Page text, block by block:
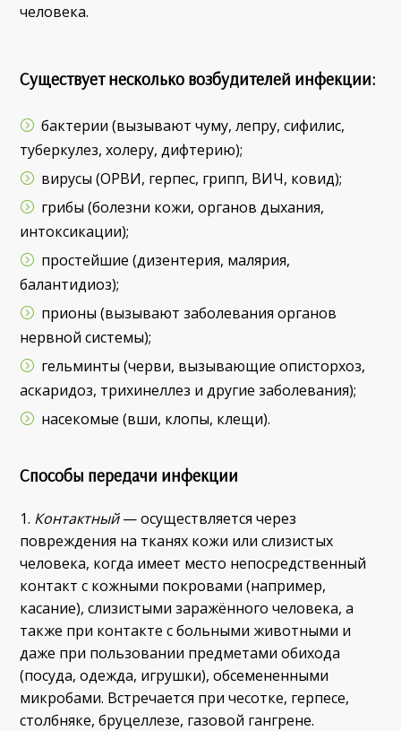
человека.
Существует несколько возбудителей инфекции:
бактерии (вызывают чуму, лепру, сифилис,
туберкулез, холеру, дифтерию);
вирусы (ОРВИ, герпес, грипп, ВИЧ, ковид);
грибы (болезни кожи, органов дыхания,
интоксикации);
простейшие (дизентерия, малярия,
балантидиоз);
прионы (вызывают заболевания органов
нервной системы);
гельминты (черви, вызывающие описторхоз,
аскаридоз, трихинеллез и другие заболевания);
насекомые (вши, клопы, клещи).
Способы передачи инфекции
1. Контактный— осуществляется через
повреждения на тканях кожи или слизистых
человека, когда имеет место непосредственный
контакт с кожными покровами (например,
касание), слизистыми заражённого человека, а
также при контакте с больными животными и
даже при пользовании предметами обихода
(посуда, одежда, игрушки), обсемененными
микробами. Встречается при чесотке, герпесе,
столбняке, бруцеллезе, газовой гангрене.